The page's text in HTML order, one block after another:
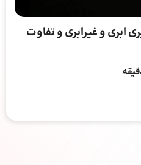
ابری و غیرابری و تفاوت‌